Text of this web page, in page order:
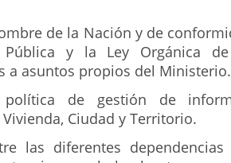
de la Nación y de
Pública y la Ley Orgánica
a asuntos propios del Ministerio.
de gestión de
Ciudad y Territorio.
las diferentes